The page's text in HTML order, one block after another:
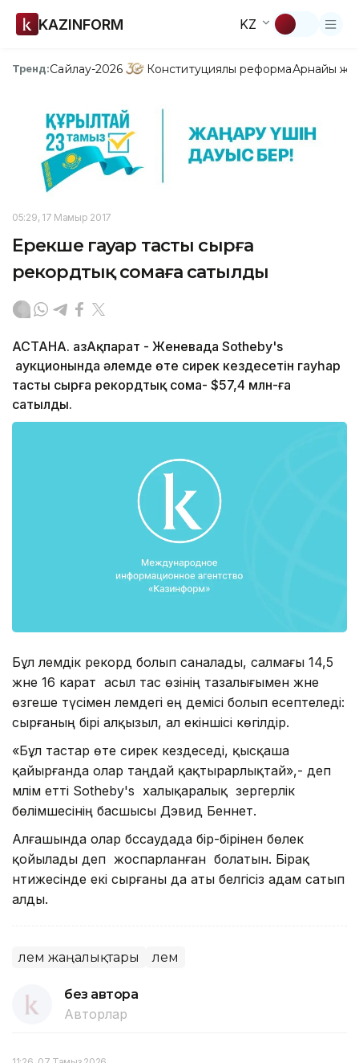
KAZINFORM KZ
Тренд:Сайлау-2026 Конституциялық реформаАрнайы
05:29, 17 Мамыр 2017
Ерекше гауһар тасты сырға
рекордтық сомаға сатылды
АСТАНА. ҚазАқпарат - Женевада Sotheby's
аукционында әлемде өте сирек кездесетін гауһар
тасты сырға рекордтық сома- $57,4 млн-ға
сатылды.
Бұл әлемдік рекорд болып саналады, салмағы 14,5
және 16 карат асыл тас өзінің тазалығымен және
өзгеше түсімен әлемдегі ең әдемісі болып есептеледі:
сырғаның бірі алқызыл, ал екіншісі көгілдір.
«Бұл тастар өте сирек кездеседі, қысқаша
қайырғанда олар таңдай қақтырарлықтай»,- деп
мәлім етті Sotheby's халықаралық зергерлік
бөлімшесінің басшысы Дэвид Беннет.
Алғашында олар бәссаудада бір-бірінен бөлек
қойылады деп жоспарланған болатын. Бірақ
нәтижесінде екі сырғаны да аты белгісіз адам сатып
алды.
Әлем жаңалықтары Әлем
без автора
Авторлар